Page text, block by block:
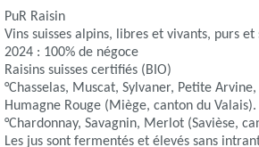
PuR Raisin
Vins suisses alpins, libres et vivants, purs et
2024 : 100% de négoce
Raisins suisses certifiés (BIO)
°Chasselas, Muscat, Sylvaner, Petite
Humagne Rouge (Miège, canton du Valais).
°Chardonnay, Savagnin, Merlot (Savièse,
Les jus sont fermentés et élevés sans